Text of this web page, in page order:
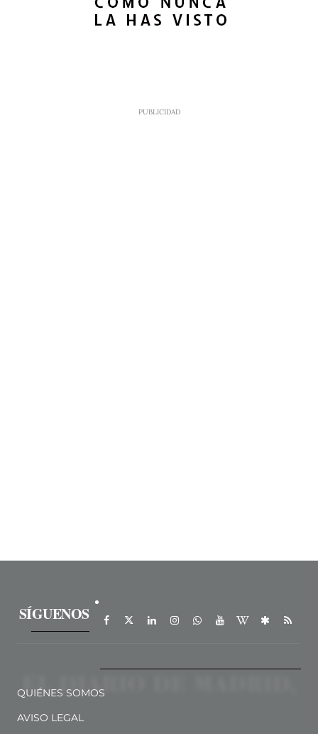
SÍGUENOS
QUIÉNES SOMOS
AVISO LEGAL